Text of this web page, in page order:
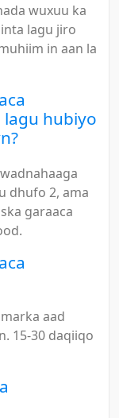
wuxuu ka
lagu jiro
in aan la
lagu hubiyo
dhufo 2, ama
garaaca
aad
15-30 daqiiqo